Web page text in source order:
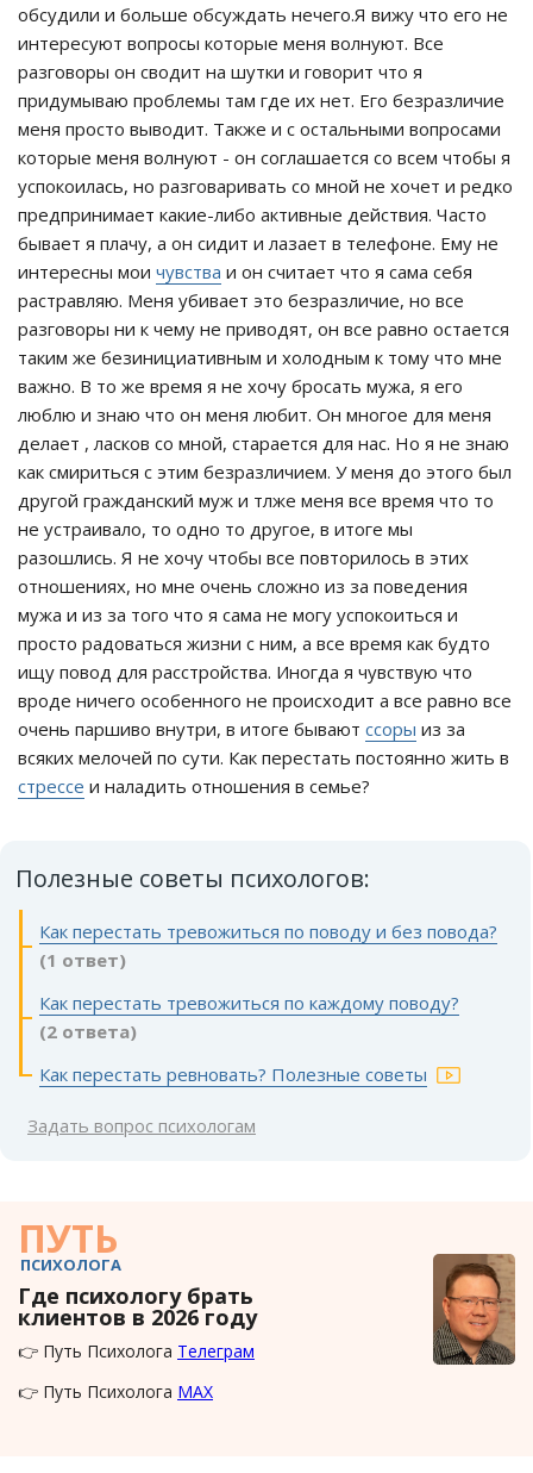
обсудили и больше обсуждать нечего.Я вижу что его не
интересуют вопросы которые меня волнуют. Все
разговоры он сводит на шутки и говорит что я
придумываю проблемы там где их нет. Его безразличие
меня просто выводит. Также и с остальными вопросами
которые меня волнуют - он соглашается со всем чтобы я
успокоилась, но разговаривать со мной не хочет и редко
предпринимает какие-либо активные действия. Часто
бывает я плачу, а он сидит и лазает в телефоне. Ему не
интересны мои чувства и он считает что я сама себя
растравляю. Меня убивает это безразличие, но все
разговоры ни к чему не приводят, он все равно остается
таким же безинициативным и холодным к тому что мне
важно. В то же время я не хочу бросать мужа, я его
люблю и знаю что он меня любит. Он многое для меня
делает , ласков со мной, старается для нас. Но я не знаю
как смириться с этим безразличием. У меня до этого был
другой гражданский муж и тлже меня все время что то
не устраивало, то одно то другое, в итоге мы
разошлись. Я не хочу чтобы все повторилось в этих
отношениях, но мне очень сложно из за поведения
мужа и из за того что я сама не могу успокоиться и
просто радоваться жизни с ним, а все время как будто
ищу повод для расстройства. Иногда я чувствую что
вроде ничего особенного не происходит а все равно все
очень паршиво внутри, в итоге бывают ссоры из за
всяких мелочей по сути. Как перестать постоянно жить в
стрессе и наладить отношения в семье?
Полезные советы психологов:
Как перестать тревожиться по поводу и без повода?
(1 ответ)
Как перестать тревожиться по каждому поводу?
(2 ответа)
Как перестать ревновать? Полезные советы
Задать вопрос психологам
ПУТЬ
ПСИХОЛОГА
Где психологу брать
клиентов в 2026 году
👉 Путь Психолога Телеграм
👉 Путь Психолога MAX